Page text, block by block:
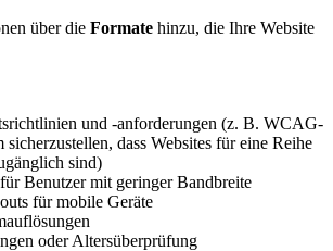
über die Formate hinzu, die Ihre Website
und -anforderungen (z. B. WCAG-
dass Websites für eine Reihe
sind)
Benutzer mit geringer Bandbreite
für mobile Geräte
oder Altersüberprüfung